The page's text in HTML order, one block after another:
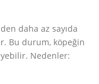
daha az sayıda
Bu durum, köpeğin
Nedenler: